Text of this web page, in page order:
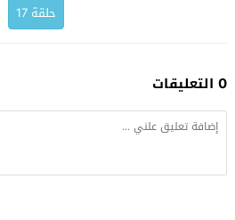
حلقة 17
0 التعليقات